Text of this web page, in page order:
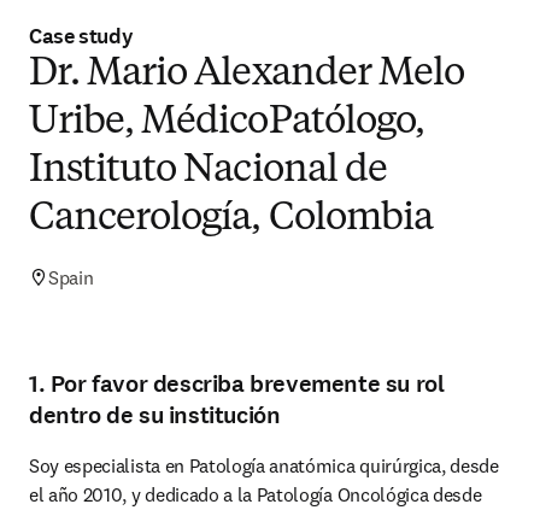
Case study
Dr. Mario Alexander Melo
Uribe, MédicoPatólogo,
Instituto Nacional de
Cancerología, Colombia
Spain
1. Por favor describa brevemente su rol
dentro de su institución
Soy especialista en Patología anatómica quirúrgica, desde
el año 2010, y dedicado a la Patología Oncológica desde